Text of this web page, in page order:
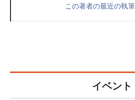
この著者の最近の執
イベント